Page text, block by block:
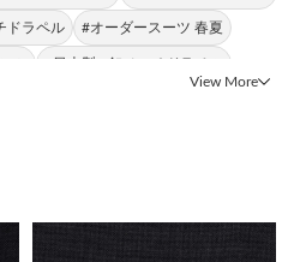
ドラペル #オーダースーツ 春夏
ツ #日本製 2釦ノッチドラペル
View More